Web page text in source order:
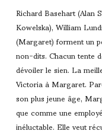
Richard Basehart (Alan
Kowelska), William
(Margaret) forment un
non-dits. Chacun tente
dévoiler le sien. La
Victoria à Margaret.
son plus jeune âge,
que comme une
inéluctable. Elle veut